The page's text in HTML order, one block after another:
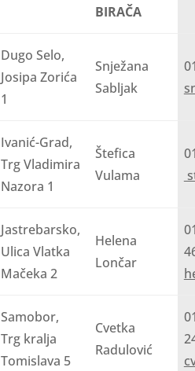
BIRAČA
Dugo Selo,
Josipa Zorića
1
Snježana
Sabljak
Ivanić-Grad,
Trg Vladimira
Nazora 1
Štefica
Vulama
Jastrebarsko,
Ulica Vlatka
Mačeka 2
Helena
Lončar
Samobor,
Trg kralja
Tomislava 5
Cvetka
Radulović